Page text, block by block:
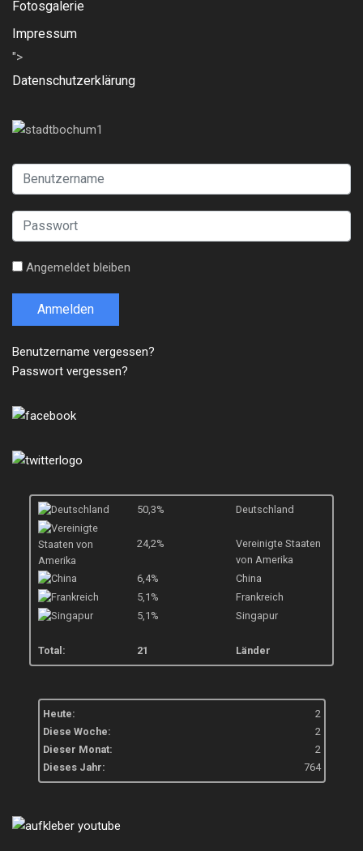
Fotosgalerie
Impressum
">
Datenschutzerklärung
Angemeldet bleiben
Anmelden
Benutzername vergessen?
Passwort vergessen?
50,3% Deutschland
24,2%
Vereinigte Staaten
von Amerika
6,4%
China
5,1%
Frankreich
5,1%
Singapur
Total: 21 Länder
Heute:
2
Diese Woche:
2
Dieser Monat:
2
Dieses Jahr:
764